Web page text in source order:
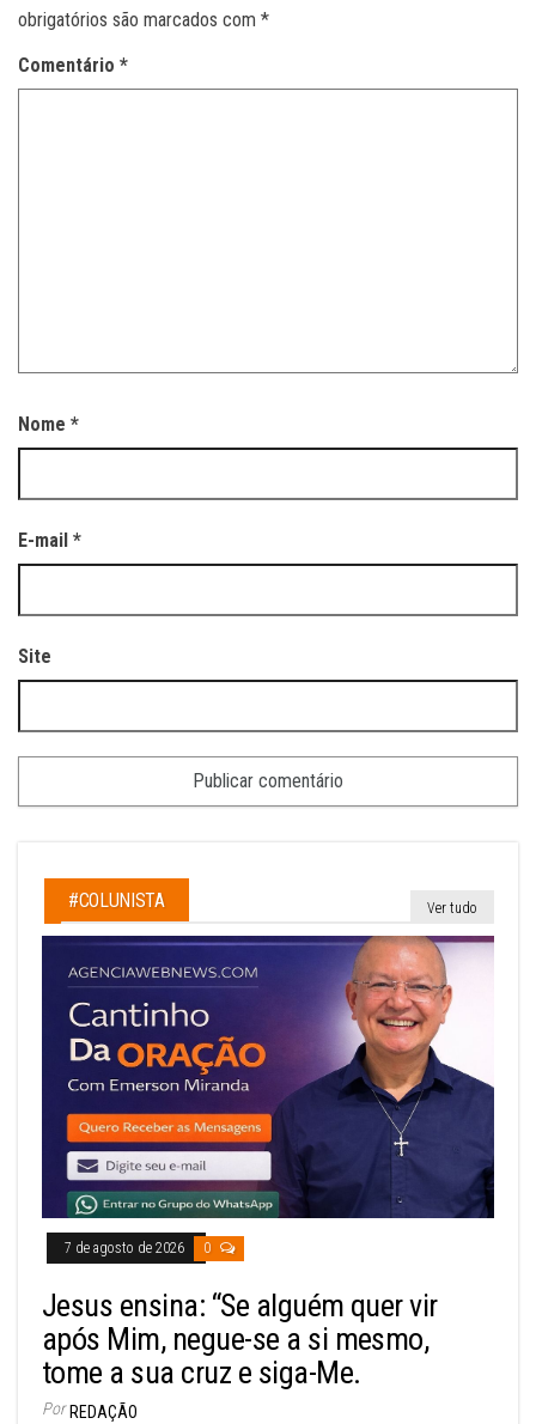
obrigatórios são marcados com *
Comentário *
Nome *
E-mail *
Site
#COLUNISTA Ver tudo
7 de agosto de 2026 0
Jesus ensina: “Se alguém quer vir
após Mim, negue-se a si mesmo,
tome a sua cruz e siga-Me.
Por REDAÇÃO